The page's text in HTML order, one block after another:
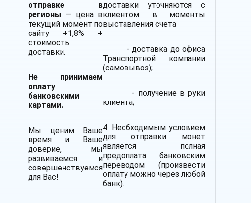
отправке в
регионы — цена в
текущий момент по
сайту +1,8% +
стоимость
доставки.
Не принимаем
оплату
банковскими
картами.
Мы ценим Ваше
время и Ваше
доверие, мы
развиваемся и
совершенствуемся
для Вас!
доставки уточняются с
клиентом в моменты
выставления счета
- доставка до офиса
Транспортной компании
(самовывоз);
- получение в руки
клиента;
4. Необходимым условием
для отправки монет
является полная
предоплата банковским
переводом (произвести
оплату можно через любой
банк).